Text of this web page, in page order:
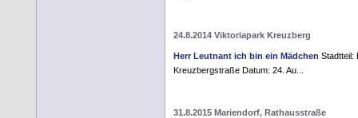
24.8.2014 Viktoriapark Kreuzberg
Herr Leutnant ich bin ein Mädchen Stadtteil:
Kreuzbergstraße Datum: 24. Au...
31.8.2015 Mariendorf, Rathausstraße